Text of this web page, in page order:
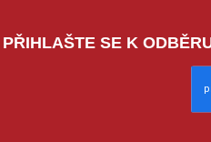
PŘIHLAŠTE SE K